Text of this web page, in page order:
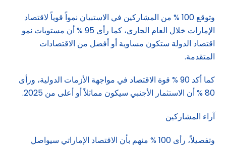
وتوقع 100 % من المشاركين في الاستبيان نمواً قوياً لاقتصاد
الإمارات خلال العام الجاري، كما رأى 95 % أن مستويات نمو
اقتصاد الدولة ستكون مساوية أو أفضل من الاقتصادات
المتقدمة.
كما أكد 90 % قوة الاقتصاد في مواجهة الأزمات الدولية، ورأى
80 % أن الاستثمار الأجنبي سيكون مماثلاً أو أعلى من 2025.
آراء المشاركين
وتفصيلاً، رأى 100 % منهم بأن الاقتصاد الإماراتي سيواصل